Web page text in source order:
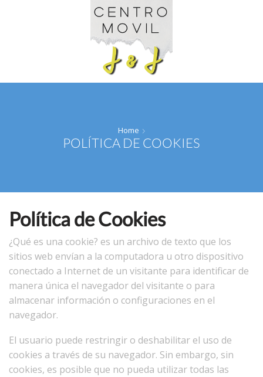
Home
POLÍTICA DE COOKIES
Política de Cookies
¿Qué es una cookie? es un archivo de texto que los
sitios web envían a la computadora u otro dispositivo
conectado a Internet de un visitante para identificar de
manera única el navegador del visitante o para
almacenar información o configuraciones en el
navegador.
El usuario puede restringir o deshabilitar el uso de
cookies a través de su navegador. Sin embargo, sin
cookies, es posible que no pueda utilizar todas las